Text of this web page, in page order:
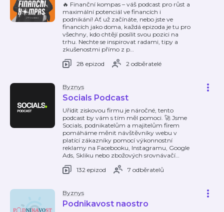
🔥 Finanční kompas – váš podcast pro růst a
maximální potenciál ve financích i
podnikání! Ať už začínáte, nebo jste ve
financích jako doma, každá epizoda je tu pro
všechny, kdo chtějí posílit svou pozici na
trhu. Nechte se inspirovat radami, tipy a
zkušenostmi přímo z p…
28 epizod
2 odběratelé
Byznys
Socials Podcast
Uřídit ziskovou firmu je náročné, tento
podcast by vám s tím měl pomoci. 🚀 Jsme
Socials, podnikatelům a majitelům firem
pomáháme měnit návštěvníky webu v
platící zákazníky pomocí výkonnostní
reklamy na Facebooku, Instagramu, Google
Ads, Skliku nebo zbožových srovnávačí…
132 epizod
7 odběratelů
Byznys
Podnikavost naostro